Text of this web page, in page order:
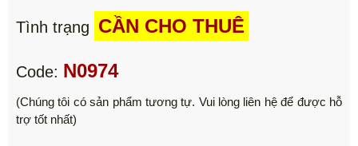
Tình trạng CẦN CHO THUÊ
Code: N0974
(Chúng tôi có sản phẩm tương tự. Vui lòng liên hệ để được hỗ
trợ tốt nhất)